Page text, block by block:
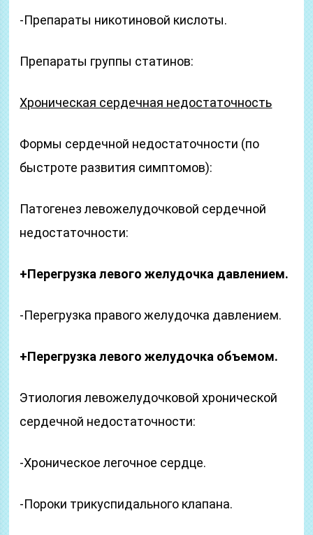
-Препараты никотиновой кислоты.
Препараты группы статинов:
Хроническая сердечная недостаточность
Формы сердечной недостаточности (по
быстроте развития симптомов):
Патогенез левожелудочковой сердечной
недостаточности:
+Перегрузка левого желудочка давлением.
-Перегрузка правого желудочка давлением.
+Перегрузка левого желудочка объемом.
Этиология левожелудочковой хронической
сердечной недостаточности:
-Хроническое легочное сердце.
-Пороки трикуспидального клапана.